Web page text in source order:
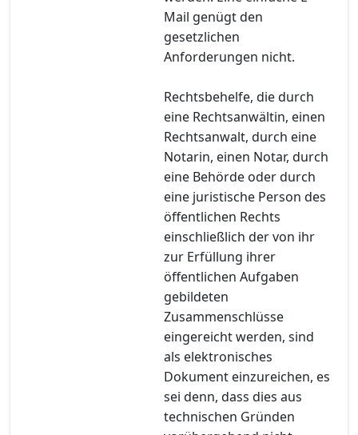
Mail genügt den
gesetzlichen
Anforderungen nicht.
Rechtsbehelfe, die durch
eine Rechtsanwältin, einen
Rechtsanwalt, durch eine
Notarin, einen Notar, durch
eine Behörde oder durch
eine juristische Person des
öffentlichen Rechts
einschließlich der von ihr
zur Erfüllung ihrer
öffentlichen Aufgaben
gebildeten
Zusammenschlüsse
eingereicht werden, sind
als elektronisches
Dokument einzureichen, es
sei denn, dass dies aus
technischen Gründen